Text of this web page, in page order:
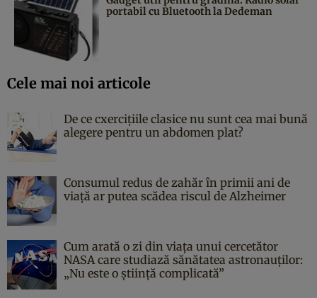
portabil cu Bluetooth la Dedeman
Cele mai noi articole
De ce cxercițiile clasice nu sunt cea mai bună
alegere pentru un abdomen plat?
Consumul redus de zahăr în primii ani de
viață ar putea scădea riscul de Alzheimer
Cum arată o zi din viața unui cercetător
NASA care studiază sănătatea astronauților:
„Nu este o știință complicată”